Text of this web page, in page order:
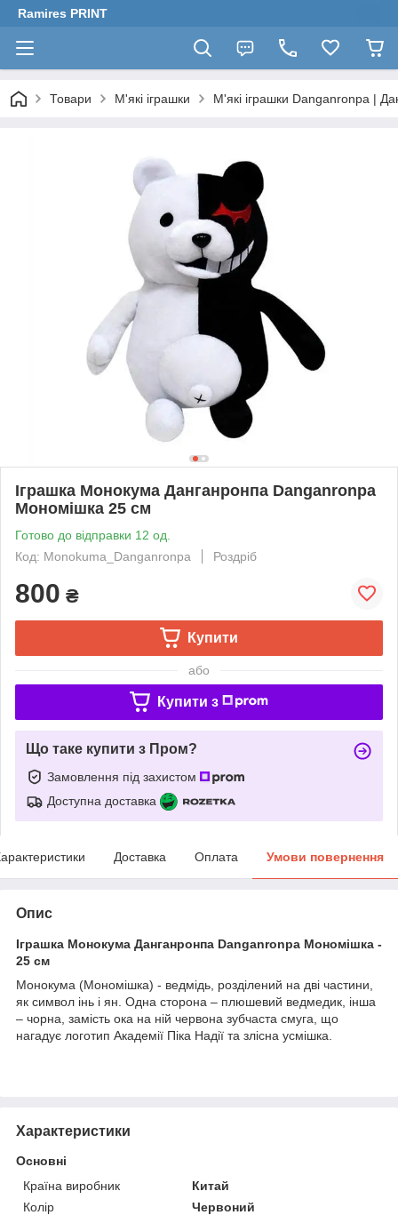
Ramires PRINT
Товари М'які іграшки М'які іграшки Danganronpa |
Іграшка Монокума Данганронпа Danganronpa
Мономішка 25 см
Готово до відправки 12 од.
Код: Monokuma_Danganronpa
Роздріб
800 ₴
Купити
або
Купити з
Що таке купити з Пром?
Замовлення під захистом
Доступна доставка
Доставка Оплата Умови повернення
Опис
Іграшка Монокума Данганронпа Danganronpa Мономішка -
25 см
Монокума (Мономішка) - ведмідь, розділений на дві частини,
як символ інь і ян. Одна сторона – плюшевий ведмедик, інша
– чорна, замість ока на ній червона зубчаста смуга, що
нагадує логотип Академії Піка Надії та злісна усмішка.
Характеристики
Основні
Країна виробник
Китай
Колір
Червоний